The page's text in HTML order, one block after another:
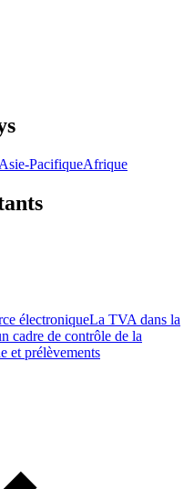
Asie-PacifiqueAfrique
électroniqueLa TVA dans la
cadre de contrôle de la
et prélèvements